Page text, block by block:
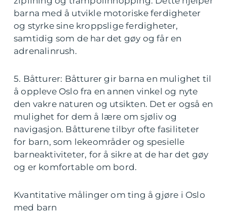
barna med å utvikle motoriske ferdigheter
og styrke sine kroppslige ferdigheter,
samtidig som de har det gøy og får en
adrenalinrush.
5. Båtturer: Båtturer gir barna en mulighet til
å oppleve Oslo fra en annen vinkel og nyte
den vakre naturen og utsikten. Det er også en
mulighet for dem å lære om sjøliv og
navigasjon. Båtturene tilbyr ofte fasiliteter
for barn, som lekeområder og spesielle
barneaktiviteter, for å sikre at de har det gøy
og er komfortable om bord.
Kvantitative målinger om ting å gjøre i Oslo
med barn